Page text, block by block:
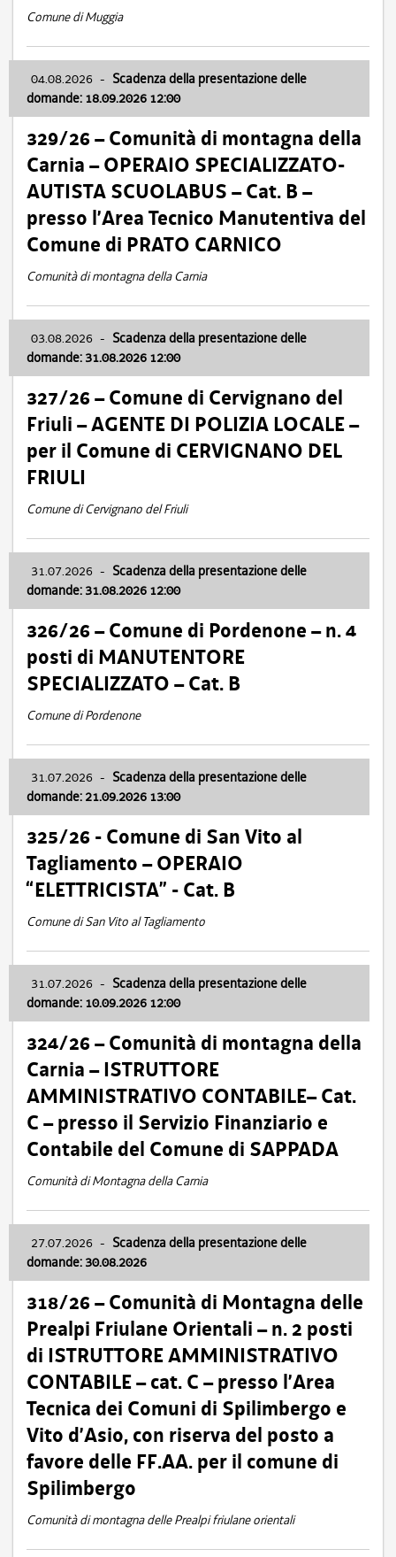
Comune di Muggia
04.08.2026 - Scadenza della presentazione delle
domande: 18.09.2026 12:00
329/26 – Comunità di montagna della
Carnia – OPERAIO SPECIALIZZATO-
AUTISTA SCUOLABUS – Cat. B –
presso l’Area Tecnico Manutentiva del
Comune di PRATO CARNICO
Comunità di montagna della Carnia
03.08.2026 - Scadenza della presentazione delle
domande: 31.08.2026 12:00
327/26 – Comune di Cervignano del
Friuli – AGENTE DI POLIZIA LOCALE –
per il Comune di CERVIGNANO DEL
FRIULI
Comune di Cervignano del Friuli
31.07.2026 - Scadenza della presentazione delle
domande: 31.08.2026 12:00
326/26 – Comune di Pordenone – n. 4
posti di MANUTENTORE
SPECIALIZZATO – Cat. B
Comune di Pordenone
31.07.2026 - Scadenza della presentazione delle
domande: 21.09.2026 13:00
325/26 - Comune di San Vito al
Tagliamento – OPERAIO
“ELETTRICISTA” - Cat. B
Comune di San Vito al Tagliamento
31.07.2026 - Scadenza della presentazione delle
domande: 10.09.2026 12:00
324/26 – Comunità di montagna della
Carnia – ISTRUTTORE
AMMINISTRATIVO CONTABILE– Cat.
C – presso il Servizio Finanziario e
Contabile del Comune di SAPPADA
Comunità di Montagna della Carnia
27.07.2026 - Scadenza della presentazione delle
domande: 30.08.2026
318/26 – Comunità di Montagna delle
Prealpi Friulane Orientali – n. 2 posti
di ISTRUTTORE AMMINISTRATIVO
CONTABILE – cat. C – presso l’Area
Tecnica dei Comuni di Spilimbergo e
Vito d’Asio, con riserva del posto a
favore delle FF.AA. per il comune di
Spilimbergo
Comunità di montagna delle Prealpi friulane orientali